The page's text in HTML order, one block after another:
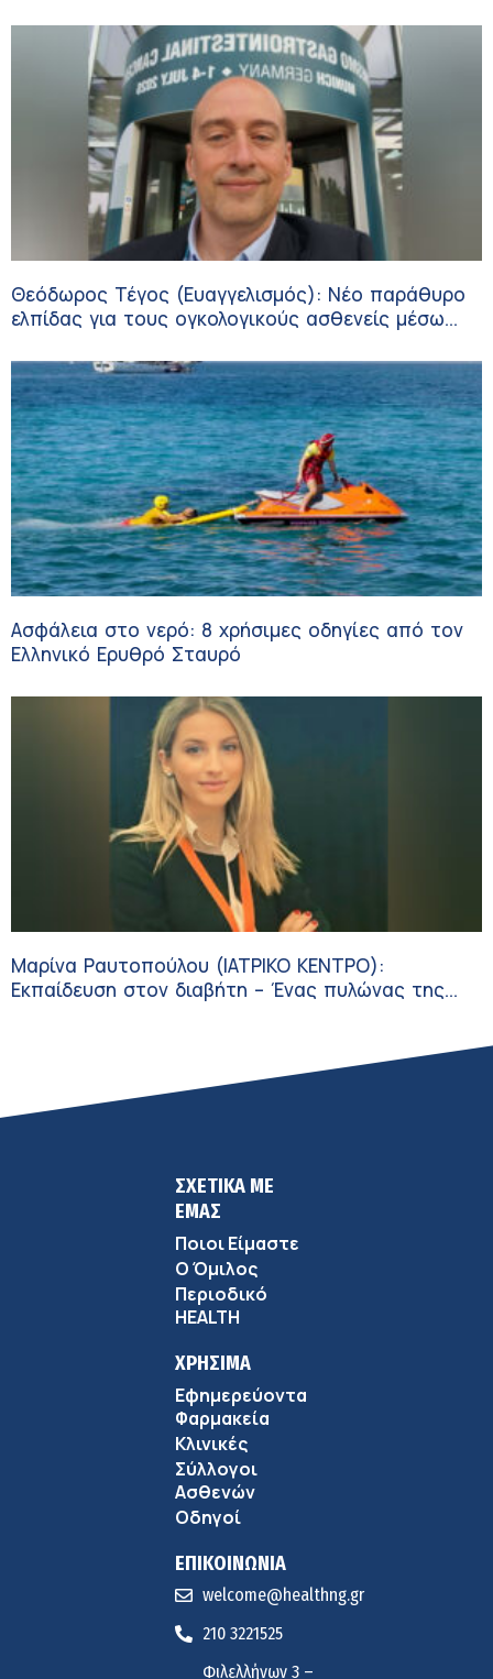
Θεόδωρος Τέγος (Ευαγγελισμός): Νέο παράθυρο
ελπίδας για τους ογκολογικούς ασθενείς μέσω
Ασφάλεια στο νερό: 8 χρήσιμες οδηγίες από τον
Ελληνικό Ερυθρό Σταυρό
Μαρίνα Ραυτοπούλου (ΙΑΤΡΙΚΟ ΚΕΝΤΡΟ):
Εκπαίδευση στον διαβήτη – Ένας πυλώνας της
ΣΧΕΤΙΚΑ ΜΕ
ΕΜΑΣ
Ποιοι Είμαστε
Ο Όμιλος
Περιοδικό
HEALTH
ΧΡΗΣΙΜΑ
Εφημερεύοντα
Φαρμακεία
Κλινικές
Σύλλογοι
Ασθενών
Οδηγοί
ΕΠΙΚΟΙΝΩΝΙΑ
welcome@healthng.gr
210 3221525
Φιλελλήνων 3 –